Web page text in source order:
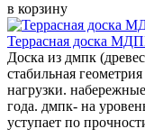
в корзину
Террасная доска
Доска из дмпк
стабильная
нагрузки.
года. дмпк- на
уступает по